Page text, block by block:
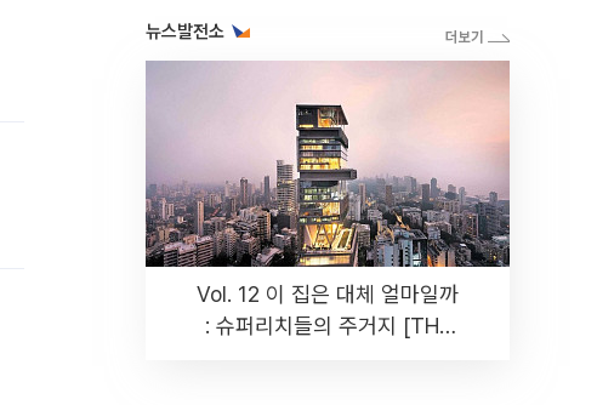
뉴스발전소
Vol. 12 이 집은 대체 얼마일까
: 슈퍼리치들의 주거지 [THE